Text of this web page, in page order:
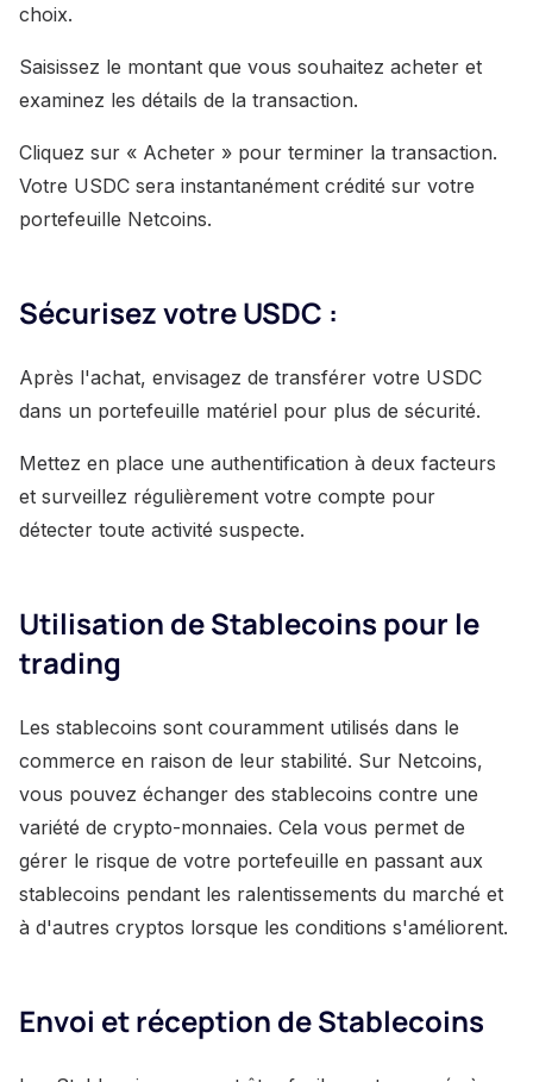
choix.
Saisissez le montant que vous souhaitez acheter et
examinez les détails de la transaction.
Cliquez sur « Acheter » pour terminer la transaction.
Votre USDC sera instantanément crédité sur votre
portefeuille Netcoins.
Sécurisez votre USDC :
Après l'achat, envisagez de transférer votre USDC
dans un portefeuille matériel pour plus de sécurité.
Mettez en place une authentification à deux facteurs
et surveillez régulièrement votre compte pour
détecter toute activité suspecte.
Utilisation de Stablecoins pour le
trading
Les stablecoins sont couramment utilisés dans le
commerce en raison de leur stabilité. Sur Netcoins,
vous pouvez échanger des stablecoins contre une
variété de crypto-monnaies. Cela vous permet de
gérer le risque de votre portefeuille en passant aux
stablecoins pendant les ralentissements du marché et
à d'autres cryptos lorsque les conditions s'améliorent.
Envoi et réception de Stablecoins